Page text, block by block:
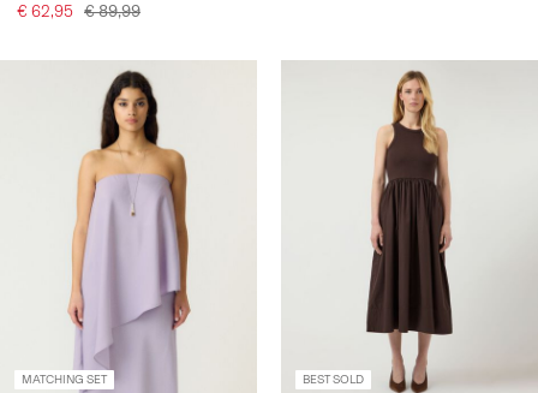
€ 62,95 € 89,99
MATCHING SET BEST SOLD